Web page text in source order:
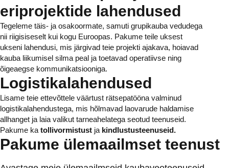
eriprojektide lahendused
Tegeleme täis- ja osakoormate, samuti grupikauba vedudega
nii riigisiseselt kui kogu Euroopas. Pakume teile uksest
ukseni lahendusi, mis järgivad teie projekti ajakava, hoiavad
kauba liikumisel silma peal ja toetavad operatiivse ning
õigeaegse kommunikatsiooniga.
Logistikalahendused
Lisame teie ettevõttele väärtust rätsepatööna valminud
logistikalahendustega, mis hõlmavad laovarude haldamise
allhanget ja laia valikut tarneahelatega seotud teenuseid.
Pakume ka tollivormistust ja kindlustusteenuseid.
Pakume ülemaailmset teenust